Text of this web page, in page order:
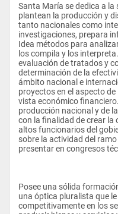
Santa María se dedica a
plantean la producción y
tanto nacionales como
investigaciones, prepara
Idea métodos para
los compila y los
evaluación de tratados y
determinación de la
ámbito nacional e
proyectos en el aspecto
vista económico
producción nacional y de
con la finalidad de crear la
altos funcionarios del
sobre la actividad del
presentar en congresos
Posee una sólida
una óptica pluralista que
competitivamente en los